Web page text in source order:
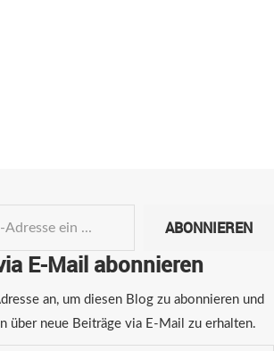
ABONNIEREN
E-Mail abonnieren
an, um diesen Blog zu abonnieren und
über neue Beiträge via E-Mail zu erhalten.